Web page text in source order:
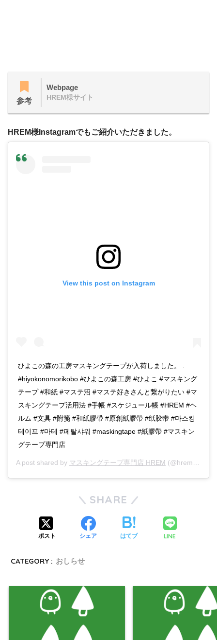
参考
Webpage
HREM様サイト
HREM様Instagramでもご紹介いただきました。
View this post on Instagram
ひよこの森の工房マスキングテープが入荷しました。 .
#hiyokonomorikobo #ひよこの森工房 #ひよこ #マスキング
テープ #和紙 #マステ沼 #マステ好きさんと繋がりたい #マ
スキングテープ活用法 #手帳 #スケジュール帳 #HREM #ヘ
ルム #文具 #附箋 #和紙膠帶 #原創紙膠帶 #纸胶带 #마스킹
테이프 #마테 #페탈샤워 #maskingtape #紙膠帶 #マスキン
グテープ専門店
A post shared by マスキングテープ専門店 HREM (@hrem_official) on
SHARE
ポスト シェア はてブ LINE
CATEGORY : おしらせ